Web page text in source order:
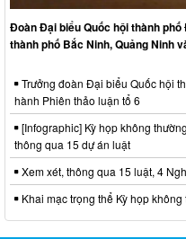
Đoàn Đại biểu Quốc hội thành
thành phố Bắc Ninh, Quảng Ninh
Trưởng đoàn Đại biểu Quốc hội
hành Phiên thảo luận tổ 6
[Infographic] Kỳ họp không
thông qua 15 dự án luật
Xem xét, thông qua 15 luật, 4
Khai mạc trọng thể Kỳ họp